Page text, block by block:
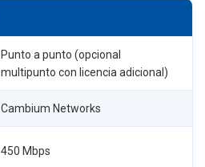
Punto a punto (opcional
multipunto con licencia adicional)
Cambium Networks
450 Mbps